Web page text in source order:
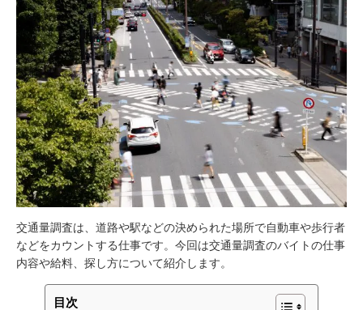
交通量調査は、道路や駅などの決められた場所で自動車や歩行者
などをカウントする仕事です。今回は交通量調査のバイトの仕事
内容や給料、探し方について紹介します。
目次